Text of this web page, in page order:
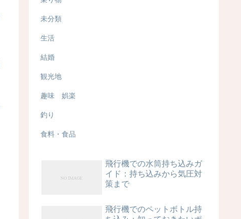
未分類
生活
結婚
観光地
趣味 娯楽
釣り
食料・食品
飛行機での水筒持ち込みガ
イド：持ち込みから気圧対
策まで
飛行機でのペットボトル持